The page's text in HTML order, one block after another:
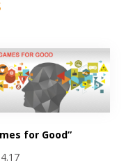
for Good”